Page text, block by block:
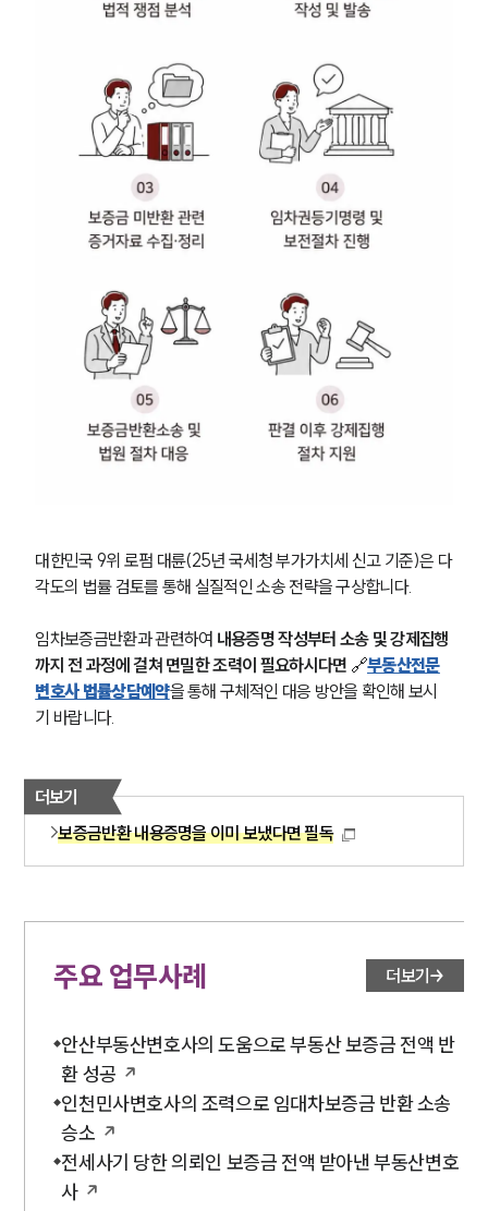
대한민국 9위 로펌 대륜(25년 국세청 부가가치세 신고 기준)은 다
각도의 법률 검토를 통해 실질적인 소송 전략을 구상합니다.
임차보증금반환과 관련하여 내용증명 작성부터 소송 및 강제집행
까지 전 과정에 걸쳐 면밀한 조력이 필요하시다면 🔗부동산전문
변호사 법률상담예약을 통해 구체적인 대응 방안을 확인해 보시
기 바랍니다.
더보기
보증금반환 내용증명을 이미 보냈다면 필독
주요 업무사례 더보기
안산부동산변호사의 도움으로 부동산 보증금 전액 반
환 성공
인천민사변호사의 조력으로 임대차보증금 반환 소송
승소
전세사기 당한 의뢰인 보증금 전액 받아낸 부동산변호
사